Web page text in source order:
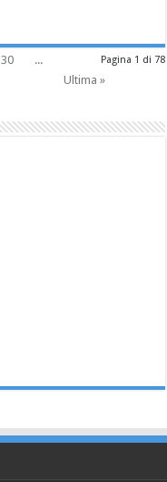
Pagina 1 di 78
30
...
Ultima »